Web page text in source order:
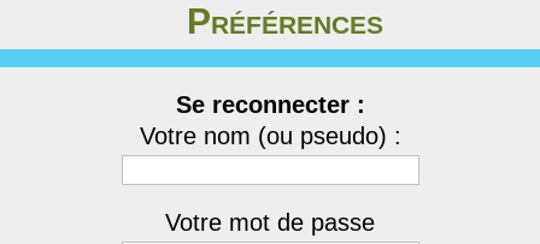
Préférences
Se reconnecter :
Votre nom (ou pseudo) :
Votre mot de passe